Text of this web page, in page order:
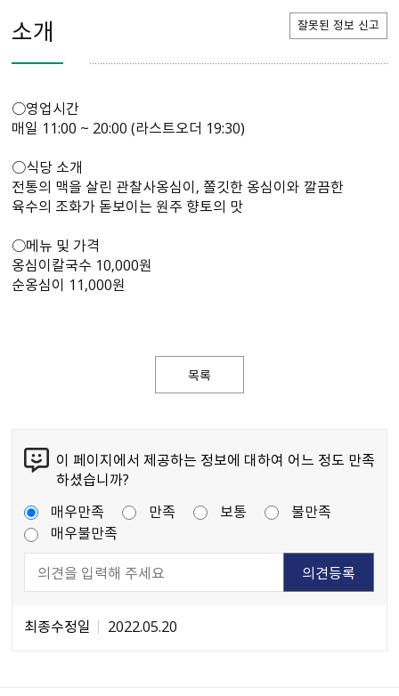
소개 잘못된 정보 신고
○영업시간
매일 11:00 ~ 20:00 (라스트오더 19:30)
○식당 소개
전통의 맥을 살린 관찰사옹심이, 쫄깃한 옹심이와 깔끔한
육수의 조화가 돋보이는 원주 향토의 맛
○메뉴 및 가격
옹심이칼국수 10,000원
순옹심이 11,000원
목록
이 페이지에서 제공하는 정보에 대하여 어느 정도 만족
하셨습니까?
매우만족
만족 보통
불만족
매우불만족
최종수정일 2022.05.20